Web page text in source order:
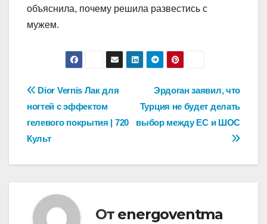
объяснила, почему решила развестись с
мужем.
Навигация
по
записям
Эрдоган заявил, что
Турция не будет делать
выбор между ЕС и ШОС
Dior Vernis Лак для
ногтей с эффектом
гелевого покрытия | 720
Культ
От energoventma